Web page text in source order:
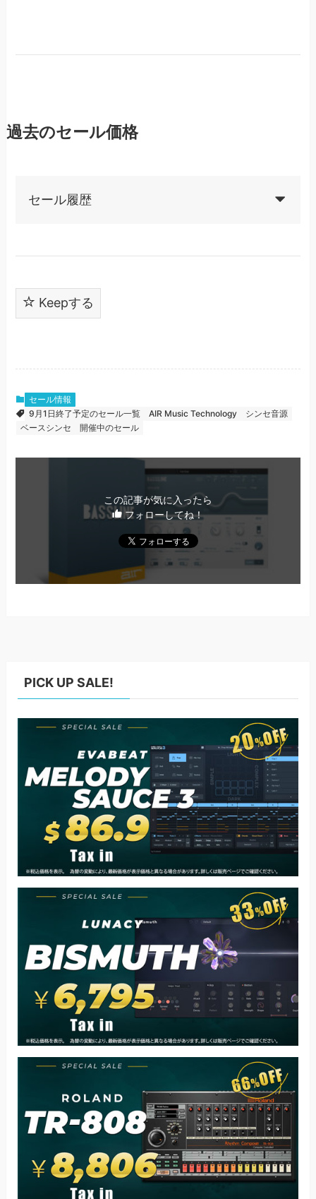
過去のセール価格
セール履歴
Keepする
セール情報
9月1日終了予定のセール一覧
AIR Music Technology
シンセ音源
ベースシンセ
開催中のセール
この記事が気に入ったら
フォローしてね！
PICK UP SALE!